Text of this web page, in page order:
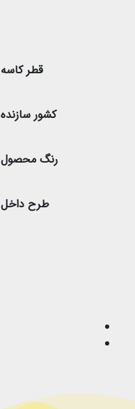
قطر کاسه
کشور سازنده
رنگ محصول
طرح داخل